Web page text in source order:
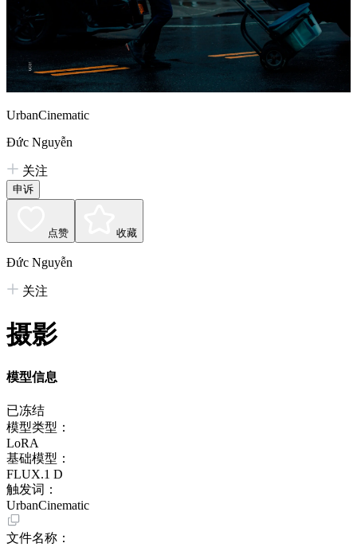
UrbanCinematic
Đức Nguyễn
关注
申诉
点赞 收藏
Đức Nguyễn
关注
摄影
模型信息
已冻结
模型类型：
LoRA
基础模型：
FLUX.1 D
触发词：
UrbanCinematic
文件名称：